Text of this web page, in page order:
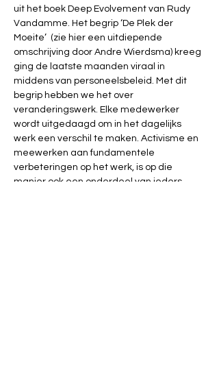
uit het boek Deep Evolvement van Rudy
Vandamme. Het begrip ‘De Plek der
Moeite’  (zie hier een uitdiepende
omschrijving door Andre Wierdsma) kreeg
ging de laatste maanden viraal in
middens van personeelsbeleid. Met dit
begrip hebben we het over
veranderingswerk. Elke medewerker
wordt uitgedaagd om in het dagelijks
werk een verschil te maken. Activisme en
meewerken aan fundamentele
verbeteringen op het werk, is op die
manier ook een onderdeel van ieders